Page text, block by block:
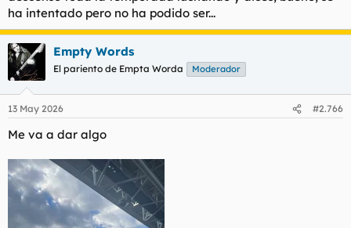
ha intentado pero no ha podido ser...
Empty Words
El pariento de Empta Worda Moderador
13 May 2026 #2.766
Me va a dar algo